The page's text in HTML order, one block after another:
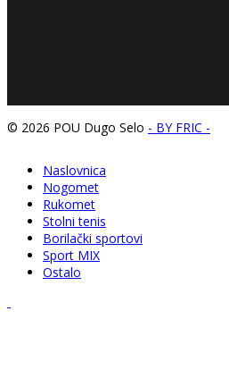
© 2026 POU Dugo Selo - BY FRIC -
Naslovnica
Nogomet
Rukomet
Stolni tenis
Borilački sportovi
Sport MIX
Ostalo